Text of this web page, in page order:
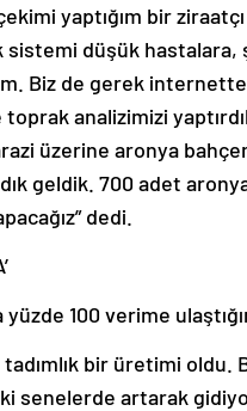
yaptığım bir ziraatçı
sistemi düşük
Biz de gerek
analizimizi
üzerine aronya
geldik. 700 adet
dedi.
yüzde 100 verime
tadımlık bir üretimi
senelerde artarak